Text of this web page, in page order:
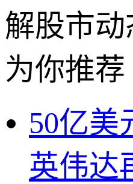
解股市
为你推荐
50亿美
英伟达